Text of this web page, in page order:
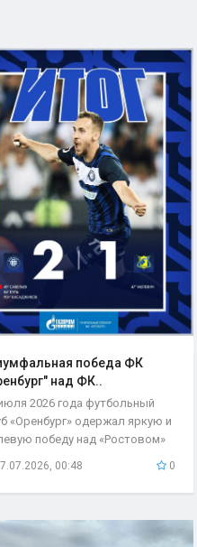
победа ФК
над ФК..
2026 года футбольный
«Оренбург» одержал яркую и
победу над «Ростовом»
00:48 0